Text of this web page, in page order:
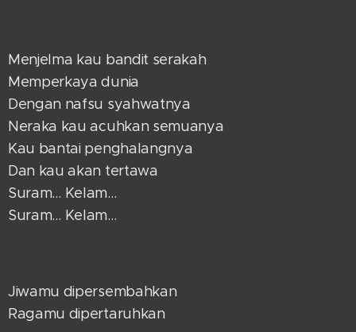
Menjelma kau bandit serakah
Memperkaya dunia
Dengan nafsu syahwatnya
Neraka kau acuhkan semuanya
Kau bantai penghalangnya
Dan kau akan tertawa
Suram… Kelam...
Suram… Kelam…
Jiwamu dipersembahkan
Ragamu dipertaruhkan